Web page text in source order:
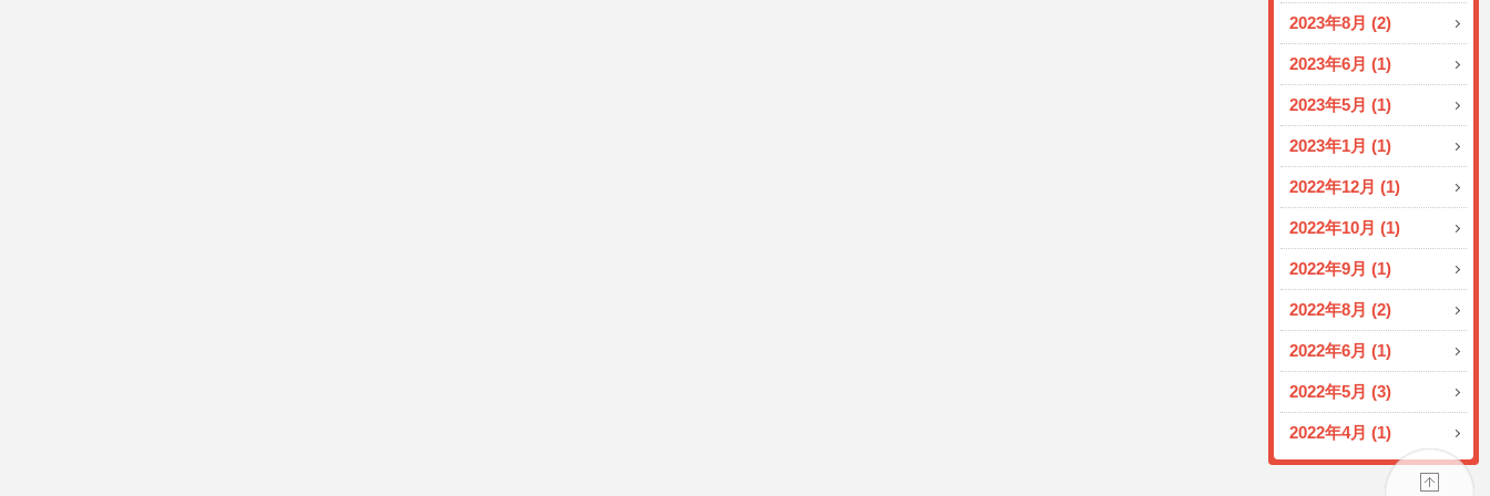
2023年8月 (2)
2023年6月 (1)
2023年5月 (1)
2023年1月 (1)
2022年12月 (1)
2022年10月 (1)
2022年9月 (1)
2022年8月 (2)
2022年6月 (1)
2022年5月 (3)
2022年4月 (1)